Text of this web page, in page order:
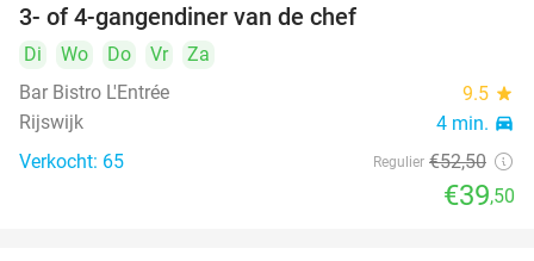
3- of 4-gangendiner van de chef
Di Wo Do Vr
Za
Bar Bistro L'Entrée
9.5 star
Rijswijk 4 min. directions_car
Verkocht: 65 Regulier €52,50
€39,50